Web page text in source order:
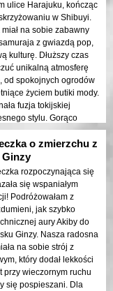
ulice Harajuku, kończąc
w Shibuyi.
na sobie zabawny
z gwiazdą pop,
kulturę. Dłuższy czas
unikalną atmosferę
od spokojnych ogrodów
życiem butiki mody.
fuzja tokijskiej
stylu. Gorąco
o zmierzchu z
rozpoczynająca się
się wspaniałym
Podróżowałam z
jak szybko
aury Akiby do
Ginzy. Nasza radosna
na sobie strój z
który dodał lekkości
przy wieczornym ruchu
się pospieszani. Dla